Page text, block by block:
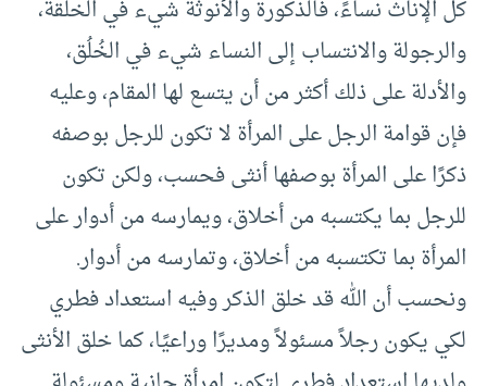
كل الإناث نساءً، فالذكورة والأنوثة شيء في الخلقة،
والرجولة والانتساب إلى النساء شيء في الخُلُق،
والأدلة على ذلك أكثر من أن يتسع لها المقام، وعليه
فإن قوامة الرجل على المرأة لا تكون للرجل بوصفه
ذكرًا على المرأة بوصفها أنثى فحسب، ولكن تكون
للرجل بما يكتسبه من أخلاق، ويمارسه من أدوار على
المرأة بما تكتسبه من أخلاق، وتمارسه من أدوار.
ونحسب أن الله قد خلق الذكر وفيه استعداد فطري
لكي يكون رجلاً مسئولاً ومديرًا وراعيًا، كما خلق الأنثى